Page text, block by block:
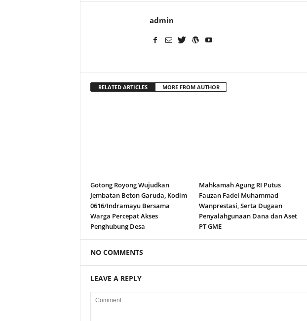
admin
RELATED ARTICLES MORE FROM AUTHOR
Gotong Royong Wujudkan
Jembatan Beton Garuda, Kodim
0616/Indramayu Bersama
Warga Percepat Akses
Penghubung Desa
Mahkamah Agung RI Putus
Fauzan Fadel Muhammad
Wanprestasi, Serta Dugaan
Penyalahgunaan Dana dan Aset
PT GME
NO COMMENTS
LEAVE A REPLY